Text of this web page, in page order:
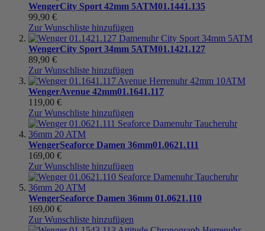
WengerCity Sport 42mm 5ATM01.1441.135
99,90 €
Zur Wunschliste hinzufügen
WengerCity Sport 34mm 5ATM01.1421.127
89,90 €
Zur Wunschliste hinzufügen
WengerAvenue 42mm01.1641.117
119,00 €
Zur Wunschliste hinzufügen
WengerSeaforce Damen 36mm01.0621.111
169,00 €
Zur Wunschliste hinzufügen
WengerSeaforce Damen 36mm 01.0621.110
169,00 €
Zur Wunschliste hinzufügen